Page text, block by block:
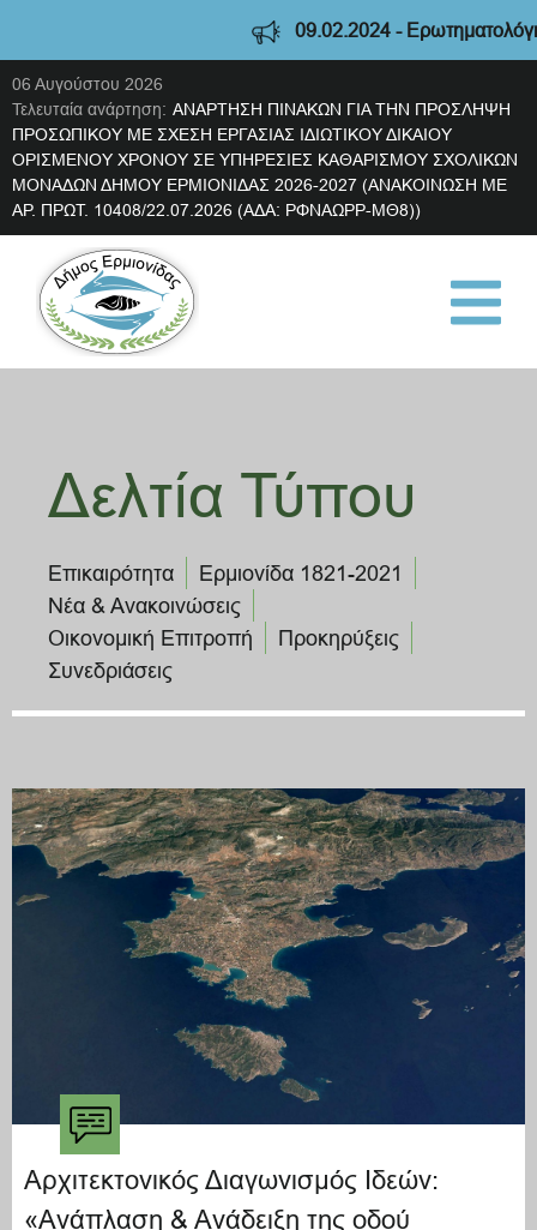
09.02.2024 - Ερωτηματολόγιο
06 Αυγούστου 2026
Τελευταία ανάρτηση: ΑΝΑΡΤΗΣΗ ΠΙΝΑΚΩΝ ΓΙΑ ΤΗΝ ΠΡΟΣΛΗΨΗ
ΠΡΟΣΩΠΙΚΟΥ ΜΕ ΣΧΕΣΗ ΕΡΓΑΣΙΑΣ ΙΔΙΩΤΙΚΟΥ ΔΙΚΑΙΟΥ
ΟΡΙΣΜΕΝΟΥ ΧΡΟΝΟΥ ΣΕ ΥΠΗΡΕΣΙΕΣ ΚΑΘΑΡΙΣΜΟΥ ΣΧΟΛΙΚΩΝ
ΜΟΝΑΔΩΝ ΔΗΜΟΥ ΕΡΜΙΟΝΙΔΑΣ 2026-2027 (ΑΝΑΚΟΙΝΩΣΗ ΜΕ
ΑΡ. ΠΡΩΤ. 10408/22.07.2026 (ΑΔΑ: ΡΦΝΑΩΡΡ-ΜΘ8))
Δελτία Τύπου
Επικαιρότητα
Ερμιονίδα 1821-2021
Νέα & Ανακοινώσεις
Οικονομική Επιτροπή
Προκηρύξεις
Συνεδριάσεις
Αρχιτεκτονικός Διαγωνισμός Ιδεών:
«Ανάπλαση & Ανάδειξη της οδού